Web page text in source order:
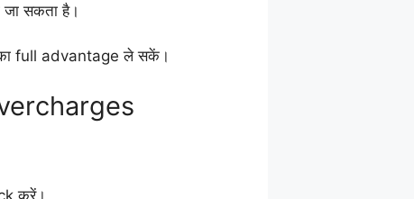
सकता है।
full advantage ले सकें।